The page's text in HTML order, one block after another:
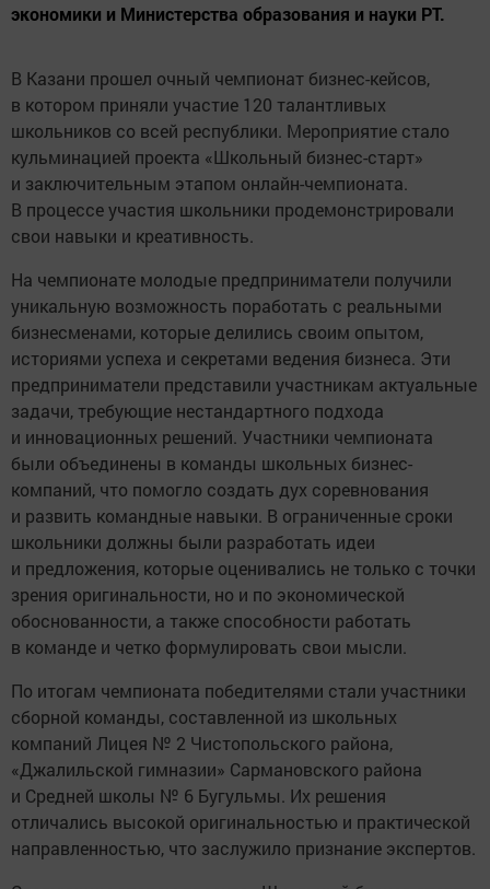
экономики и Министерства образования и науки РТ.
В Казани прошел очный чемпионат бизнес-кейсов,
в котором приняли участие 120 талантливых
школьников со всей республики. Мероприятие стало
кульминацией проекта «Школьный бизнес-старт»
и заключительным этапом онлайн-чемпионата.
В процессе участия школьники продемонстрировали
свои навыки и креативность.
На чемпионате молодые предприниматели получили
уникальную возможность поработать с реальными
бизнесменами, которые делились своим опытом,
историями успеха и секретами ведения бизнеса. Эти
предприниматели представили участникам актуальные
задачи, требующие нестандартного подхода
и инновационных решений. Участники чемпионата
были объединены в команды школьных бизнес-
компаний, что помогло создать дух соревнования
и развить командные навыки. В ограниченные сроки
школьники должны были разработать идеи
и предложения, которые оценивались не только с точки
зрения оригинальности, но и по экономической
обоснованности, а также способности работать
в команде и четко формулировать свои мысли.
По итогам чемпионата победителями стали участники
сборной команды, составленной из школьных
компаний Лицея № 2 Чистопольского района,
«Джалильской гимназии» Сармановского района
и Средней школы № 6 Бугульмы. Их решения
отличались высокой оригинальностью и практической
направленностью, что заслужило признание экспертов.